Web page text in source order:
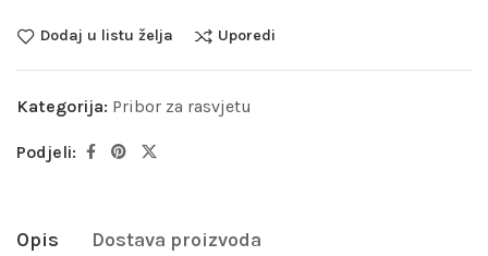
Dodaj u listu želja Uporedi
Kategorija: Pribor za rasvjetu
Podjeli:
Opis Dostava proizvoda